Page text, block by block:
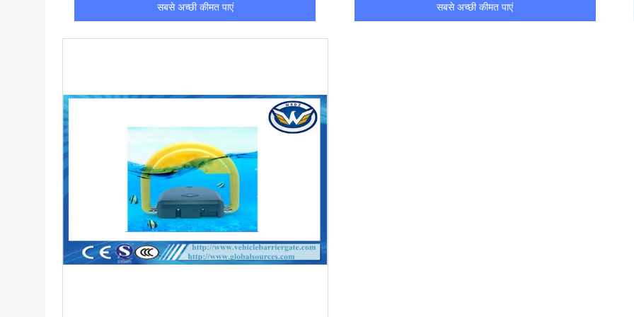
सबसे अच्छी कीमत पाएं सबसे अच्छी कीमत पाएं